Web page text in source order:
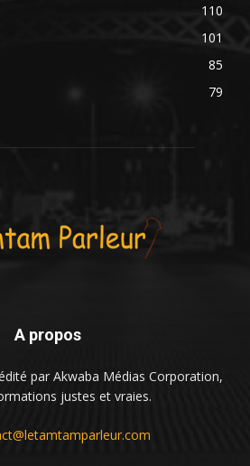
110
101
85
79
A propos
par Akwaba Médias Corporation,
justes et vraies.